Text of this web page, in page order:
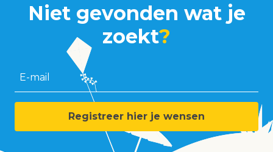
Niet gevonden wat je
zoekt?
E-mail
Registreer hier je wensen